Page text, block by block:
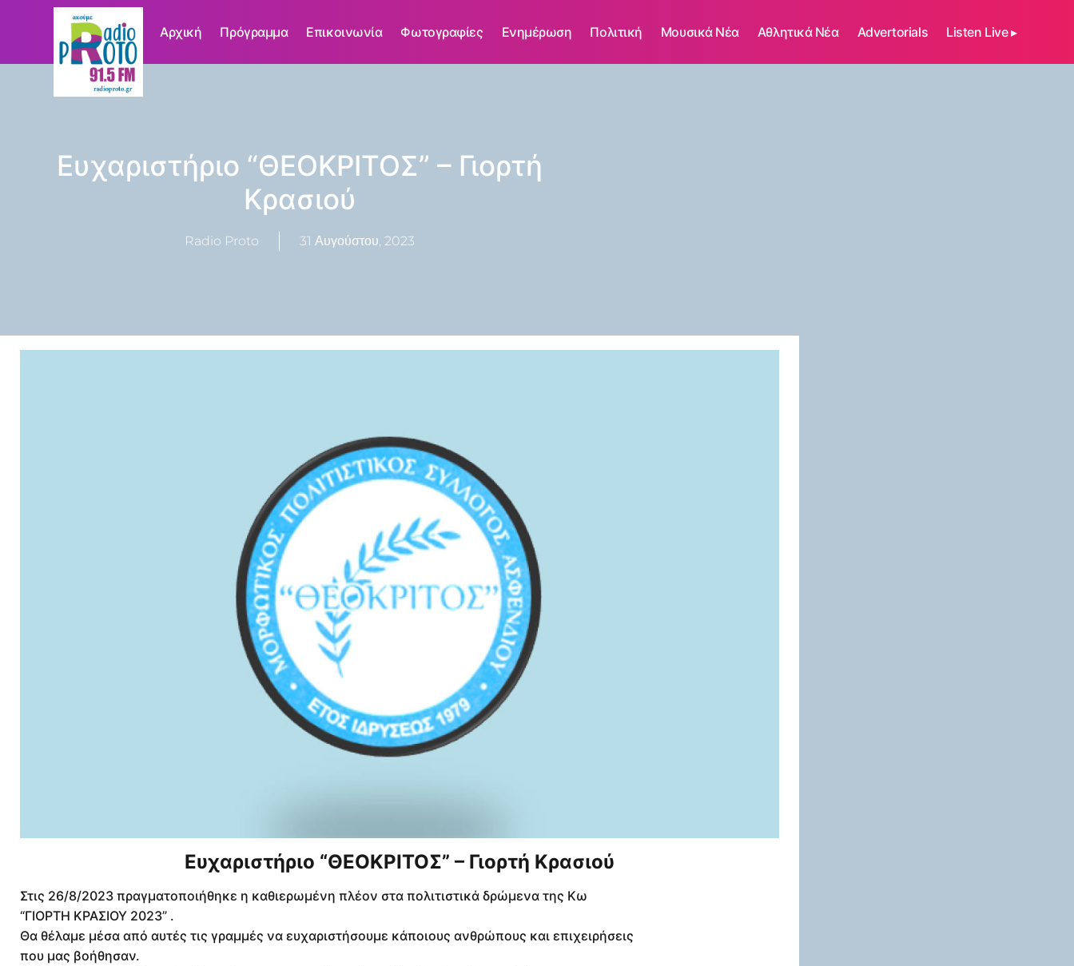
Αρχική Πρόγραμμα Επικοινωνία Φωτογραφίες Ενημέρωση Πολιτική Μουσικά Νέα Αθλητικά Νέα Advertorials Listen Live ▸
Ευχαριστήριο “ΘΕΟΚΡΙΤΟΣ” – Γιορτή
Κρασιού
Radio Proto 31 Αυγούστου, 2023
Ευχαριστήριο “ΘΕΟΚΡΙΤΟΣ” – Γιορτή Κρασιού
Στις 26/8/2023 πραγματοποιήθηκε η καθιερωμένη πλέον στα πολιτιστικά δρώμενα της Κω
“ΓΙΟΡΤΗ ΚΡΑΣΙΟΥ 2023” .
Θα θέλαμε μέσα από αυτές τις γραμμές να ευχαριστήσουμε κάποιους ανθρώπους και επιχειρήσεις
που μας βοήθησαν.